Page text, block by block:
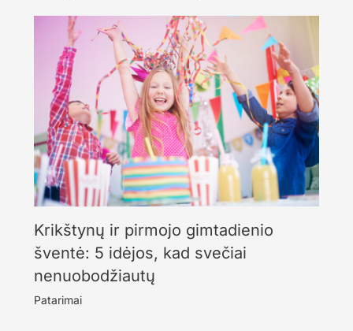
Krikštynų ir pirmojo gimtadienio
šventė: 5 idėjos, kad svečiai
nenuobodžiautų
Patarimai